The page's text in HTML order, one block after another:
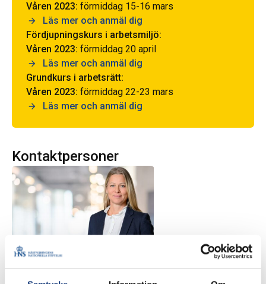
Våren 2023: förmiddag 15-16 mars
Läs mer och anmäl dig
Fördjupningskurs i arbetsmiljö:
Våren 2023: förmiddag 20 april
Läs mer och anmäl dig
Grundkurs i arbetsrätt:
Våren 2023: förmiddag 22-23 mars
Läs mer och anmäl dig
Kontaktpersoner